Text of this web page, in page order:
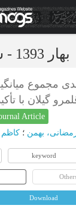
بهار 1393 - شماره 26
مجموع
گیلان با
Article
بهمن ؛ کاظم
keyword
Download